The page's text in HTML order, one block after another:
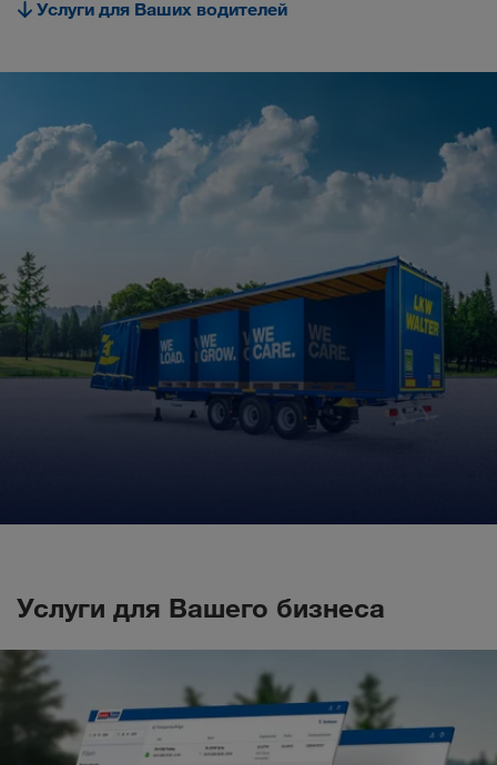
Услуги для Ваших водителей
Услуги для Вашего бизнеса